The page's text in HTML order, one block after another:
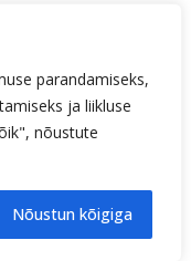
parandamiseks,
ja liikluse
nõustute
Nõustun kõigiga
| Kõik õigused